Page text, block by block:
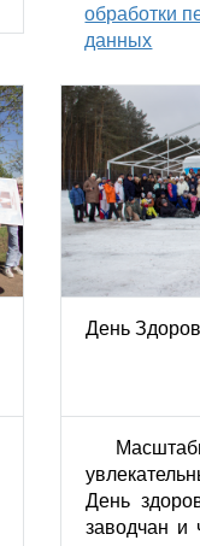
обработки
данных
День
День
заводчан и